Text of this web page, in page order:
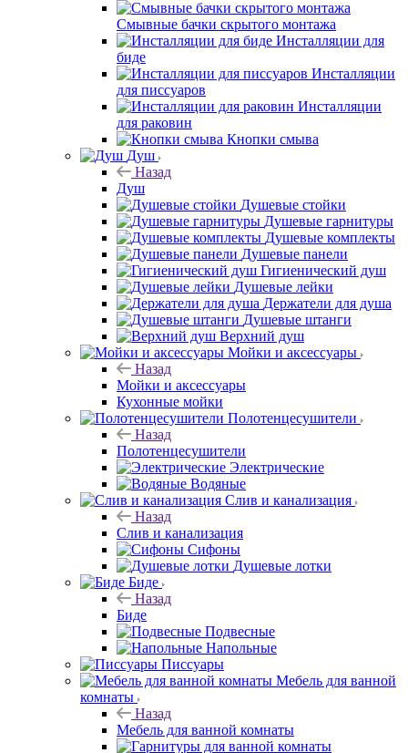
Смывные бачки скрытого монтажа
Инсталляции для
биде
Инсталляции
для писсуаров
Инсталляции
для раковин
Кнопки смыва
Душ
Назад
Душ
Душевые стойки
Душевые гарнитуры
Душевые комплекты
Душевые панели
Гигиенический душ
Душевые лейки
Держатели для душа
Душевые штанги
Верхний душ
Мойки и аксессуары
Назад
Мойки и аксессуары
Кухонные мойки
Полотенцесушители
Назад
Полотенцесушители
Электрические
Водяные
Слив и канализация
Назад
Слив и канализация
Сифоны
Душевые лотки
Биде
Назад
Биде
Подвесные
Напольные
Писсуары
Мебель для ванной
комнаты
Назад
Мебель для ванной комнаты